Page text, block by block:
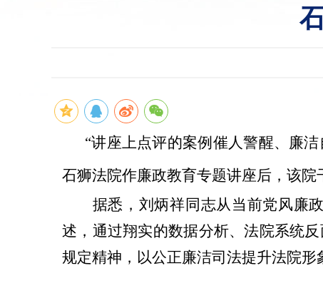
“讲座上点评的案例催人警醒、廉洁
石狮法院作廉政教育专题讲座后，该院
据悉，刘炳祥同志从当前党风廉
述，通过翔实的数据分析、法院系统
规定精神，以公正廉洁司法提升法院形